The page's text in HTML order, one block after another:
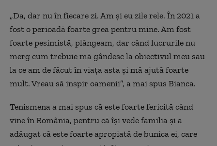
„Da, dar nu în fiecare zi. Am și eu zile rele. În 2021 a
fost o perioadă foarte grea pentru mine. Am fost
foarte pesimistă, plângeam, dar când lucrurile nu
merg cum trebuie mă gândesc la obiectivul meu sau
la ce am de făcut în viața asta și mă ajută foarte
mult. Vreau să inspir oamenii”, a mai spus Bianca.
Tenismena a mai spus că este foarte fericită când
vine în România, pentru că își vede familia și a
adăugat că este foarte apropiată de bunica ei, care